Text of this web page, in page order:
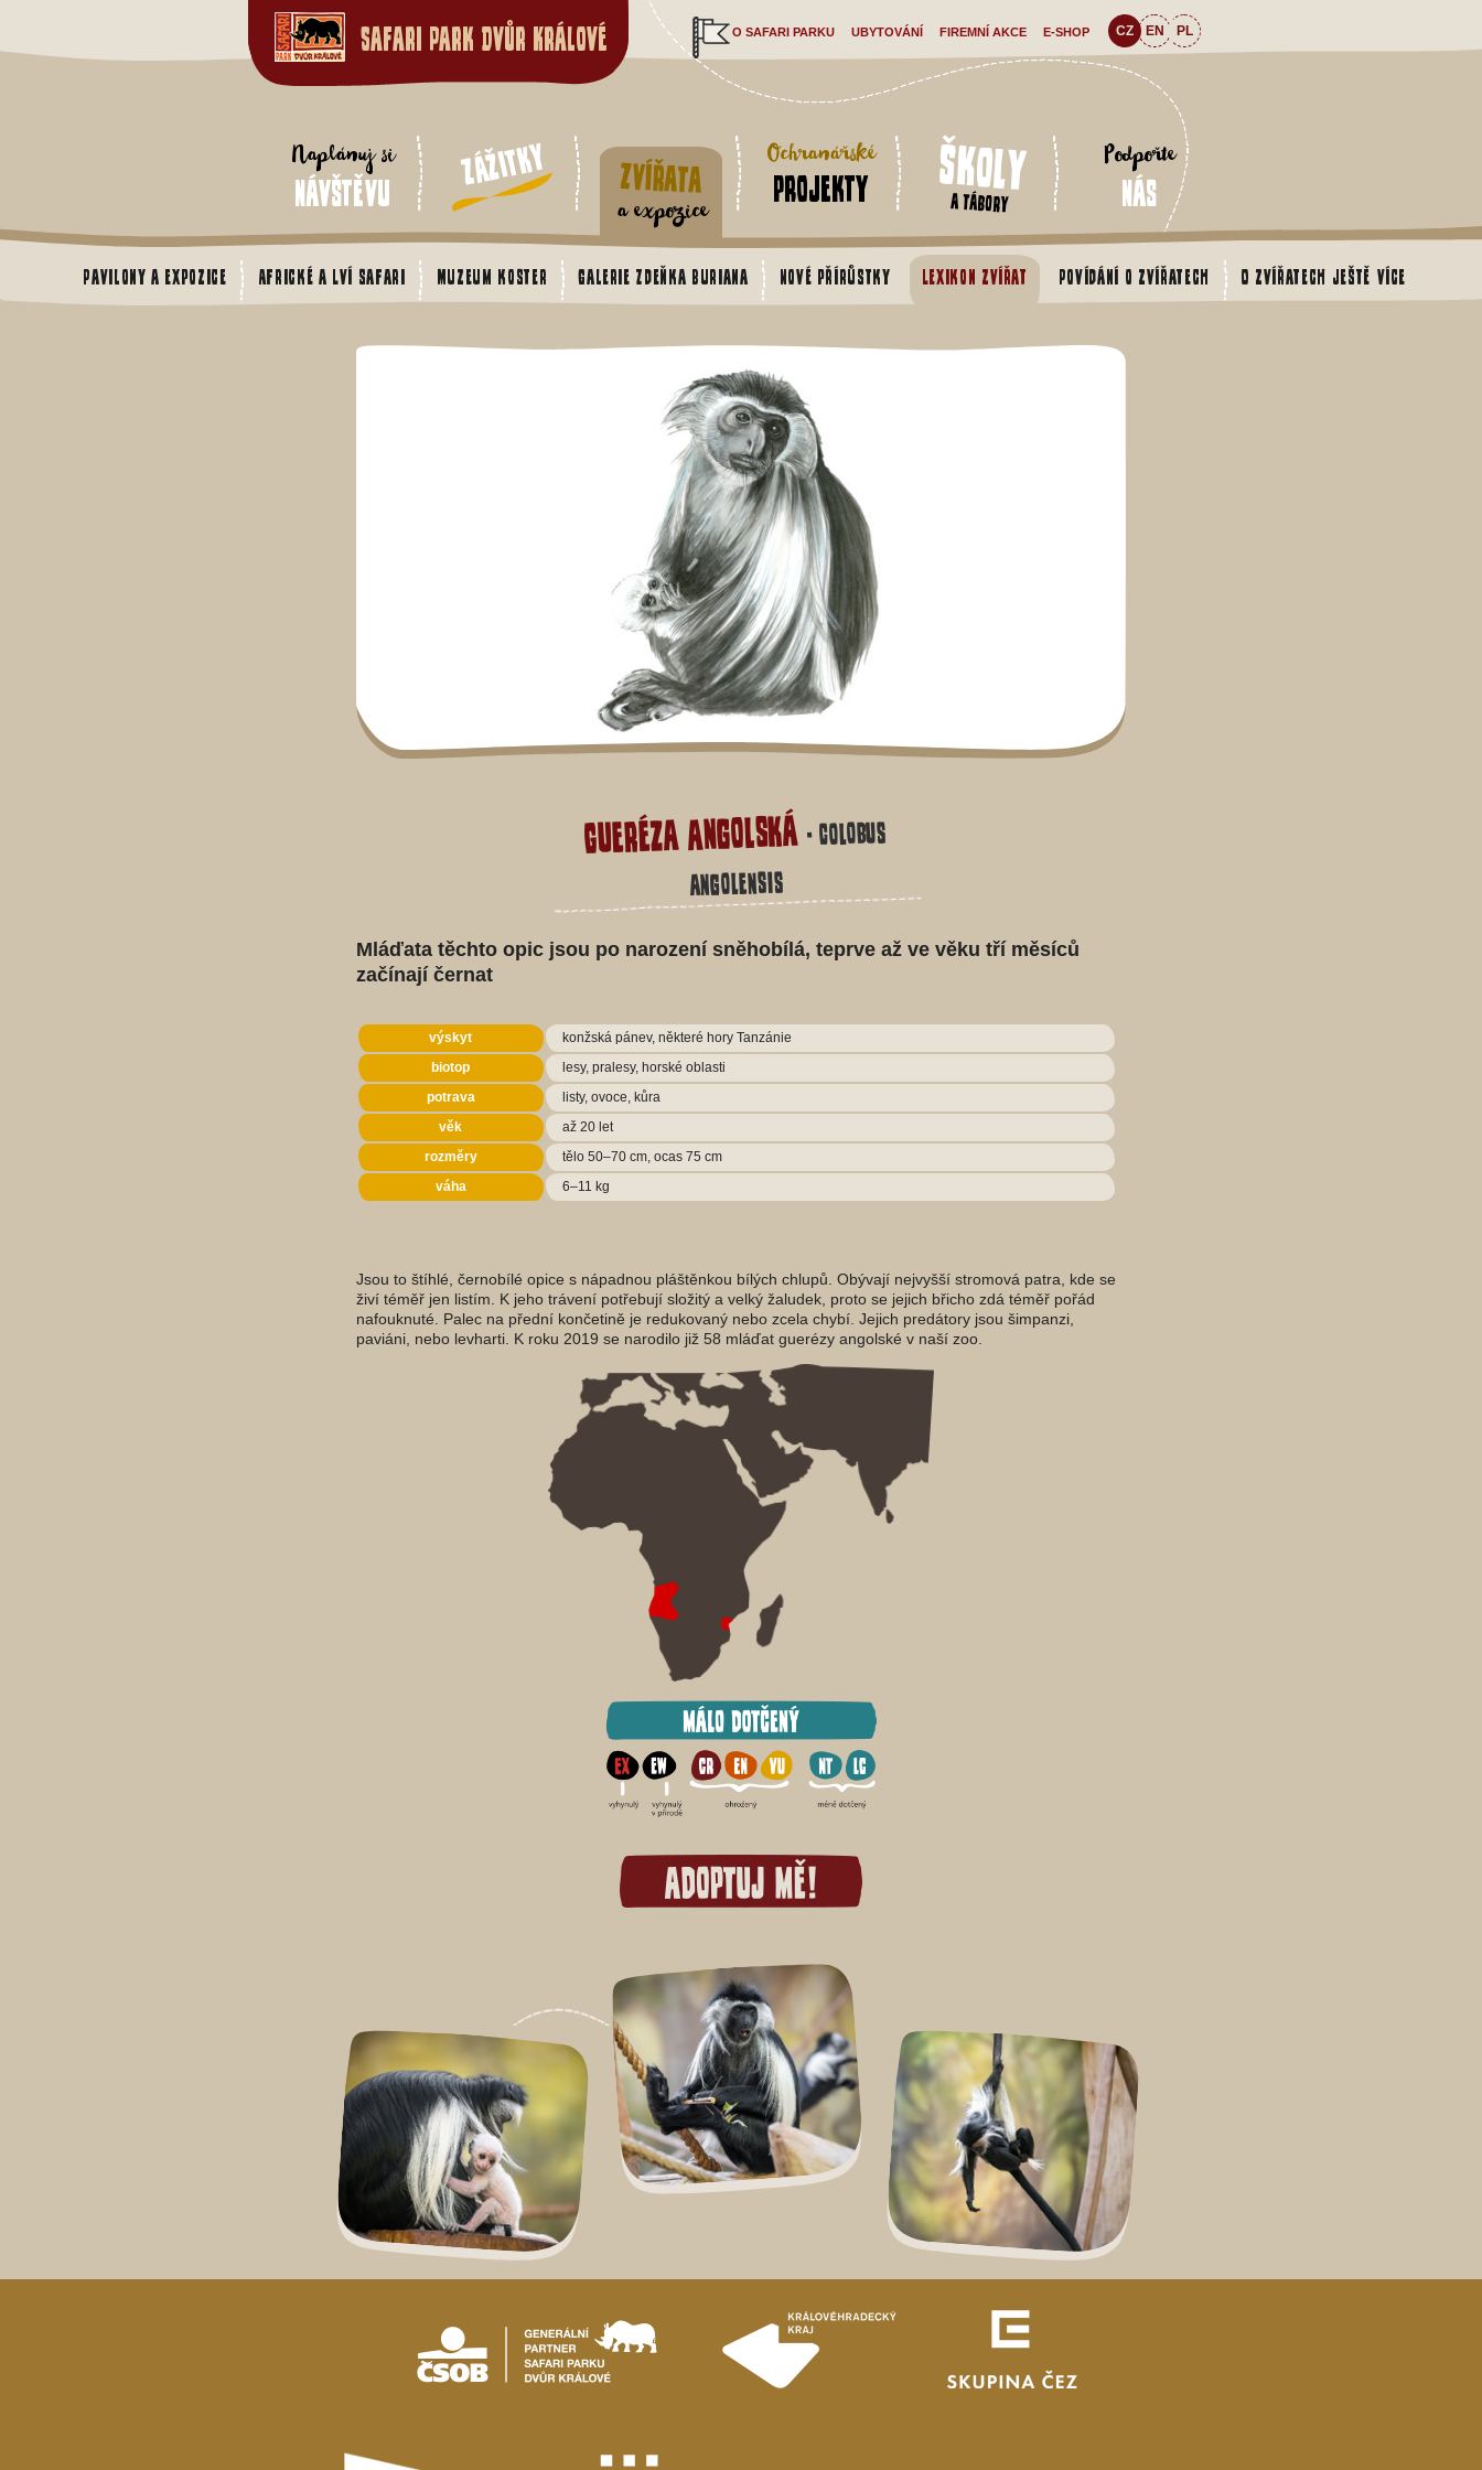
Safari Park Dvůr Králové
Naplánuj si
návštěvu
Zážitky Zvířata
a expozice
Ochranářské
projekty Školy
a tábory
Podpořte
nás
O SAFARI PARKU UBYTOVÁNÍ FIREMNÍ AKCE E-SHOP CZ EN PL
Pavilony a expozice Africké a Lví safari Muzeum koster Galerie Zdeňka Buriana Nové přírůstky Lexikon zvířat Povídání o zvířatech O zvířatech ještě více
Gueréza angolská- Colobus
angolensis
Mláďata těchto opic jsou po narození sněhobílá, teprve až ve věku tří měsíců
začínají černat
výskyt
konžská pánev, některé hory Tanzánie
biotop
lesy, pralesy, horské oblasti
potrava
listy, ovoce, kůra
věk
až 20 let
rozměry
tělo 50–70 cm, ocas 75 cm
váha
6–11 kg
Jsou to štíhlé, černobílé opice s nápadnou pláštěnkou bílých chlupů. Obývají nejvyšší stromová patra, kde se
živí téměř jen listím. K jeho trávení potřebují složitý a velký žaludek, proto se jejich břicho zdá téměř pořád
nafouknuté. Palec na přední končetině je redukovaný nebo zcela chybí. Jejich predátory jsou šimpanzi,
paviáni, nebo levharti. K roku 2019 se narodilo již 58 mláďat guerézy angolské v naší zoo.